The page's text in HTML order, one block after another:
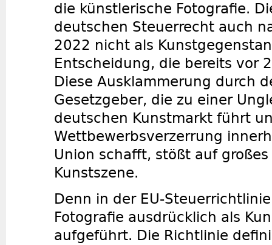
die künstlerische Fotografie.
deutschen Steuerrecht auch
2022 nicht als
Entscheidung, die bereits vor
Diese Ausklammerung durch
Gesetzgeber, die zu einer
deutschen Kunstmarkt führt
Wettbewerbsverzerrung
Union schafft, stößt auf
Kunstszene.
Denn in der EU-
Fotografie ausdrücklich als
aufgeführt. Die Richtlinie